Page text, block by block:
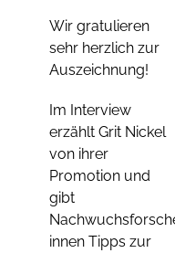
Wir gratulieren
sehr herzlich zur
Auszeichnung!
Im Interview
erzählt Grit Nickel
von ihrer
Promotion und
gibt
innen Tipps zur